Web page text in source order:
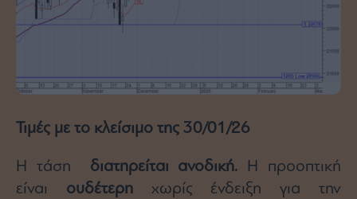
Τιμές με το κλείσιμο της 30/01/26
Η τάση διατηρείται ανοδική. Η προοπτική
είναι ουδέτερηχωρίς ένδειξη για την